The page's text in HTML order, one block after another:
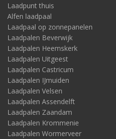
Laadpunt thuis
Alfen laadpaal
Laadpaal op zonnepanelen
Laadpalen Beverwijk
Laadpalen Heemskerk
Laadpalen Uitgeest
Laadpalen Castricum
Laadpalen IJmuiden
Laadpalen Velsen
Laadpalen Assendelft
Laadpalen Zaandam
Laadpalen Krommenie
Laadpalen Wormerveer